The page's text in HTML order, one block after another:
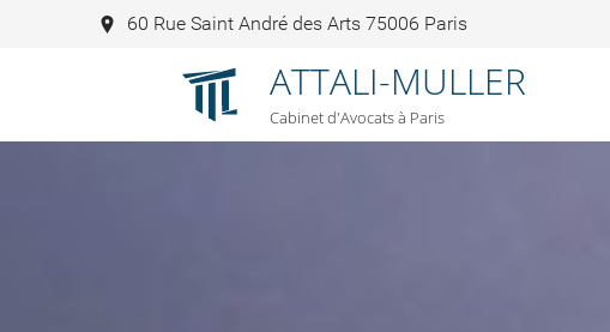
ATTALI-MULLER
Cabinet d'Avocats à Paris
60 Rue Saint André des Arts 75006 Paris